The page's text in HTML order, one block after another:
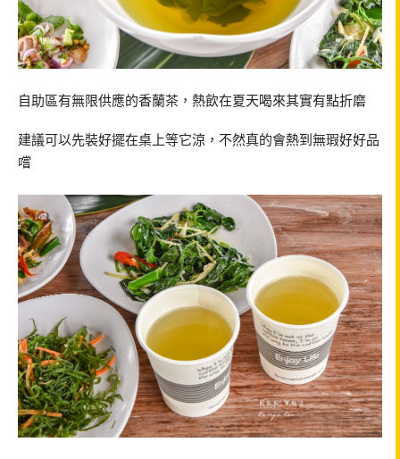
自助區有無限供應的香蘭茶，熱飲在夏天喝來其實有點折磨
建議可以先裝好擺在桌上等它涼，不然真的會熱到無瑕好好品
嚐